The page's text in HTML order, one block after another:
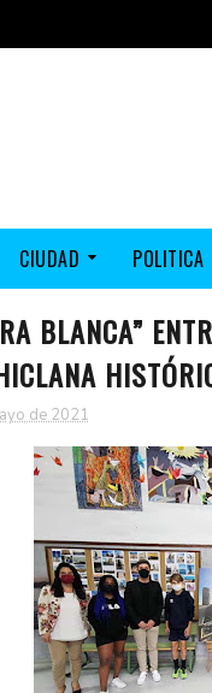
CIUDAD POLITICA
BLANCA”
de 2021